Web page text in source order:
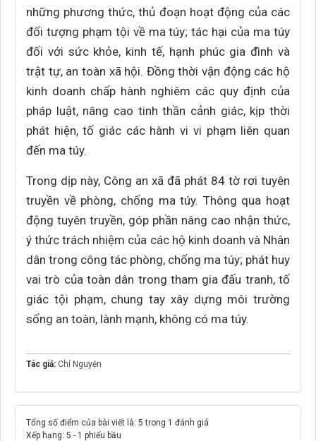
những phương thức, thủ đoạn hoạt động của các
đối tượng phạm tội về ma túy; tác hại của ma túy
đối với sức khỏe, kinh tế, hạnh phúc gia đình và
trật tự, an toàn xã hội. Đồng thời vận động các hộ
kinh doanh chấp hành nghiêm các quy định của
pháp luật, nâng cao tinh thần cảnh giác, kịp thời
phát hiện, tố giác các hành vi vi phạm liên quan
đến ma túy.
Trong dịp này, Công an xã đã phát 84 tờ rơi tuyên
truyền về phòng, chống ma túy. Thông qua hoạt
động tuyên truyền, góp phần nâng cao nhận thức,
ý thức trách nhiệm của các hộ kinh doanh và Nhân
dân trong công tác phòng, chống ma túy; phát huy
vai trò của toàn dân trong tham gia đấu tranh, tố
giác tội phạm, chung tay xây dựng môi trường
sống an toàn, lành mạnh, không có ma túy.
Tác giả: Chí Nguyện
Tổng số điểm của bài viết là: 5 trong 1 đánh giá
Xếp hạng: 5 - 1 phiếu bầu